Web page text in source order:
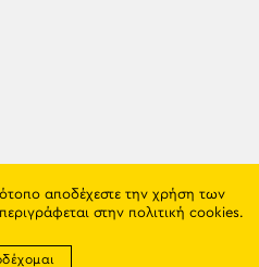
αποδέχεστε την χρήση των
στην πολιτική cookies.